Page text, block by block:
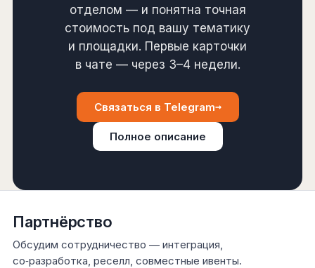
отделом — и понятна точная
стоимость под вашу тематику
и площадки. Первые карточки
в чате — через 3–4 недели.
Связаться в Telegram→
Полное описание
Партнёрство
Обсудим сотрудничество — интеграция,
со‑разработка, реселл, совместные ивенты.